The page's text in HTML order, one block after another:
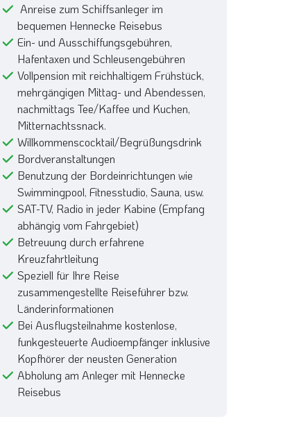
Anreise zum Schiffsanleger im
bequemen Hennecke Reisebus
Ein- und Ausschiffungsgebühren,
Hafentaxen und Schleusengebühren
Vollpension mit reichhaltigem Frühstück,
mehrgängigen Mittag- und Abendessen,
nachmittags Tee/Kaffee und Kuchen,
Mitternachtssnack.
Willkommenscocktail/Begrüßungsdrink
Bordveranstaltungen
Benutzung der Bordeinrichtungen wie
Swimmingpool, Fitnesstudio, Sauna, usw.
SAT-TV, Radio in jeder Kabine (Empfang
abhängig vom Fahrgebiet)
Betreuung durch erfahrene
Kreuzfahrtleitung
Speziell für Ihre Reise
zusammengestellte Reiseführer bzw.
Länderinformationen
Bei Ausflugsteilnahme kostenlose,
funkgesteuerte Audioempfänger inklusive
Kopfhörer der neusten Generation
Abholung am Anleger mit Hennecke
Reisebus